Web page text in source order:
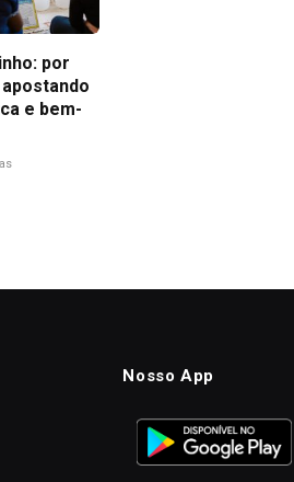
por
e bem-
Nosso App